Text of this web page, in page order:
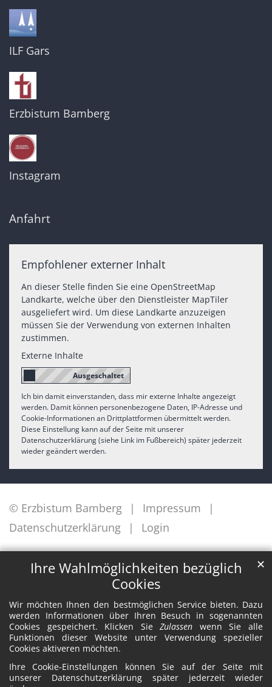
Ihre Wahlmöglichkeiten bezüglich
Cookies
Wir möchten Ihnen den bestmöglichen Service bieten. Dazu
werden Informationen über Ihren Besuch in sogenannten
Cookies gespeichert. Klicken SieZulassen wenn Sie alle
Funktionen dieser Website unter Verwendung spezieller
Cookies aktiveren möchten.
Ihre Cookie-Einstellungen können Sie auf der Seite mit
unserer Datenschutzerklärung später jederzeit wieder
✕
ILF Gars
Erzbistum Bamberg
Instagram
Anfahrt
Empfohlener externer Inhalt
An dieser Stelle finden Sie eine OpenStreetMap
Landkarte, welche über den Dienstleister MapTiler
ausgeliefert wird. Um diese Landkarte anzuzeigen
müssen Sie der Verwendung von externen Inhalten
zustimmen.
Externe Inhalte
Ich bin damit einverstanden, dass mir externe Inhalte angezeigt
werden. Damit können personenbezogene Daten, IP-Adresse und
Cookie-Informationen an Drittplattformen übermittelt werden.
Diese Einstellung kann auf der Seite mit unserer
Datenschutzerklärung (siehe Link im Fußbereich) später jederzeit
wieder geändert werden.
© Erzbistum Bamberg
Impressum
Datenschutzerklärung
Login